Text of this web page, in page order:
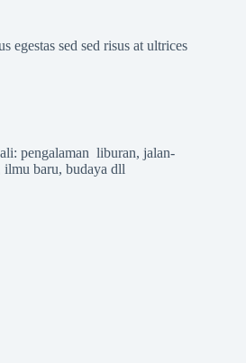
egestas sed sed risus at ultrices
pengalaman liburan, jalan-
baru, budaya dll